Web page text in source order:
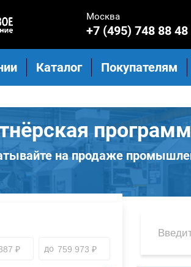
Москва
+7 (495) 748 88 48
Каталог Покупателям
на продаже